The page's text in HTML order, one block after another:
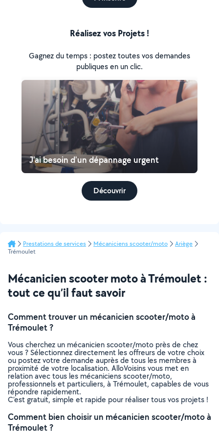
Réalisez vos Projets !
Gagnez du temps : postez toutes vos demandes
publiques en un clic.
J'ai besoin d'un dépannage urgent
Découvrir
Prestations de services Mécaniciens scooter/moto
Ariège
Trémoulet
Mécanicien scooter moto à Trémoulet :
tout ce qu’il faut savoir
Comment trouver un mécanicien scooter/moto à
Trémoulet ?
Vous cherchez un mécanicien scooter/moto près de chez
vous ? Sélectionnez directement les offreurs de votre choix
ou postez votre demande auprès de tous les membres à
proximité de votre localisation. AlloVoisins vous met en
relation avec tous les mécaniciens scooter/moto,
professionnels et particuliers, à Trémoulet, capables de vous
répondre rapidement.
C’est gratuit, simple et rapide pour réaliser tous vos projets !
Comment bien choisir un mécanicien scooter/moto à
Trémoulet ?